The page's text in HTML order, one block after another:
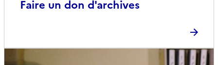
Faire un don d'archives